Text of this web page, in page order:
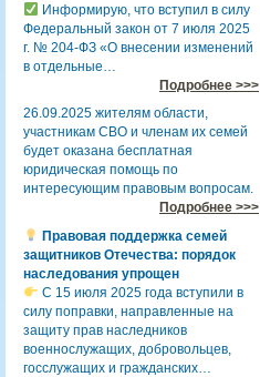
Информирую, что вступил в силу
Федеральный закон от 7 июля 2025
г. № 204-ФЗ «О внесении изменений
в отдельные…
Подробнее >>>
26.09.2025 жителям области,
участникам СВО и членам их семей
будет оказана бесплатная
юридическая помощь по
интересующим правовым вопросам.
Подробнее >>>
Правовая поддержка семей
защитников Отечества: порядок
наследования упрощен
С 15 июля 2025 года вступили в
силу поправки, направленные на
защиту прав наследников
военнослужащих, добровольцев,
госслужащих и гражданских…